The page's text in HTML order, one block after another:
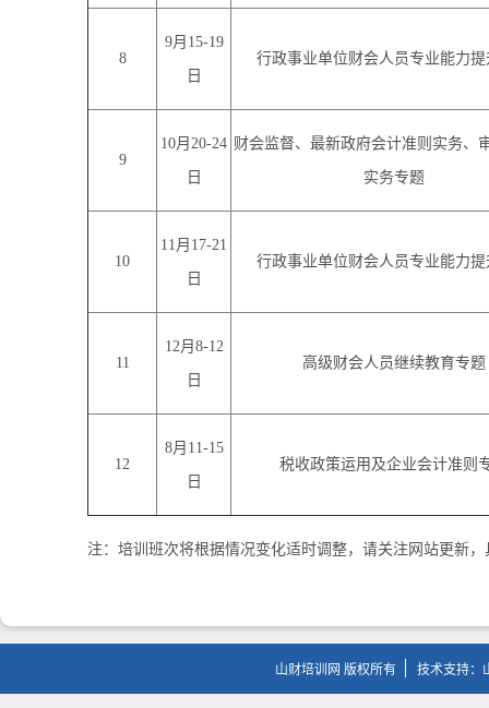
8
9月15-19
日
行政事业单位财会人员专业能力提
9
10月20-24
日
财会监督、最新政府会计准则实务、
实务专题
10
11月17-21
日
行政事业单位财会人员专业能力提
11
12月8-12
日
高级财会人员继续教育专题
12
8月11-15
日
税收政策运用及企业会计准则
注：培训班次将根据情况变化适时调整，请关注网站更新
山财培训网 版权所有 技术支持：